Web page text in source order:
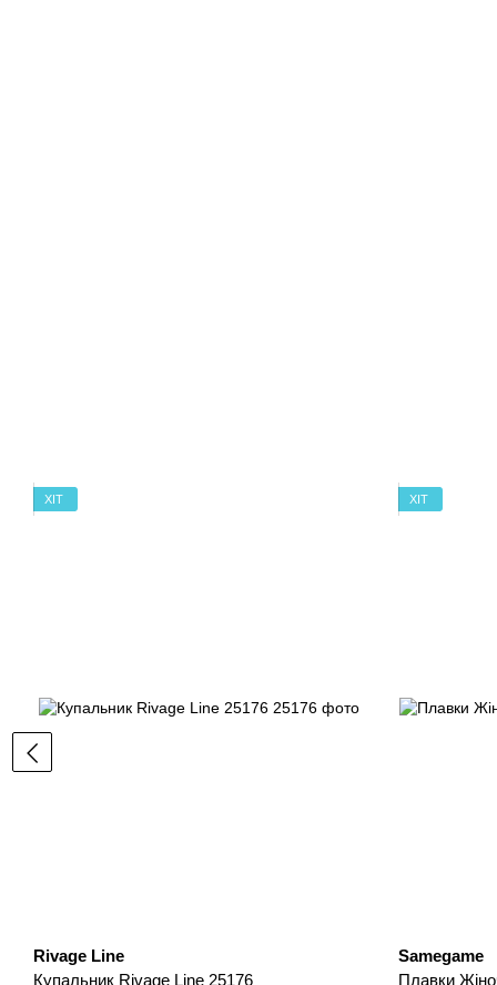
ХІТ
Rivage Line
Купальник Rivage Line 25176
ХІТ
Samegame
Плавки